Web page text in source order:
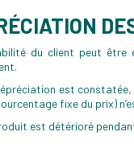
du client peut être
est
fixe du prix)
est détérioré